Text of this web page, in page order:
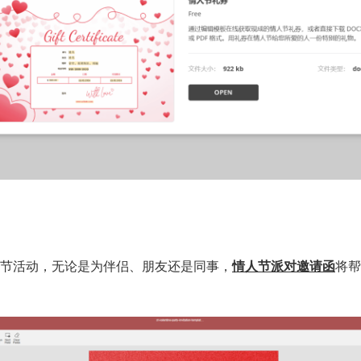
活动，无论是为伴侣、朋友还是同事，情人节派对邀请函将